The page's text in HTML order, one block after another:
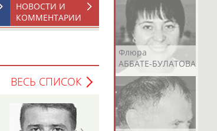
АБАШИДЗЕ
Флюра
АББАТЕ-БУЛАТОВА
НОВОСТИ И
КОММЕНТАРИИ
ВЕСЬ СПИСОК